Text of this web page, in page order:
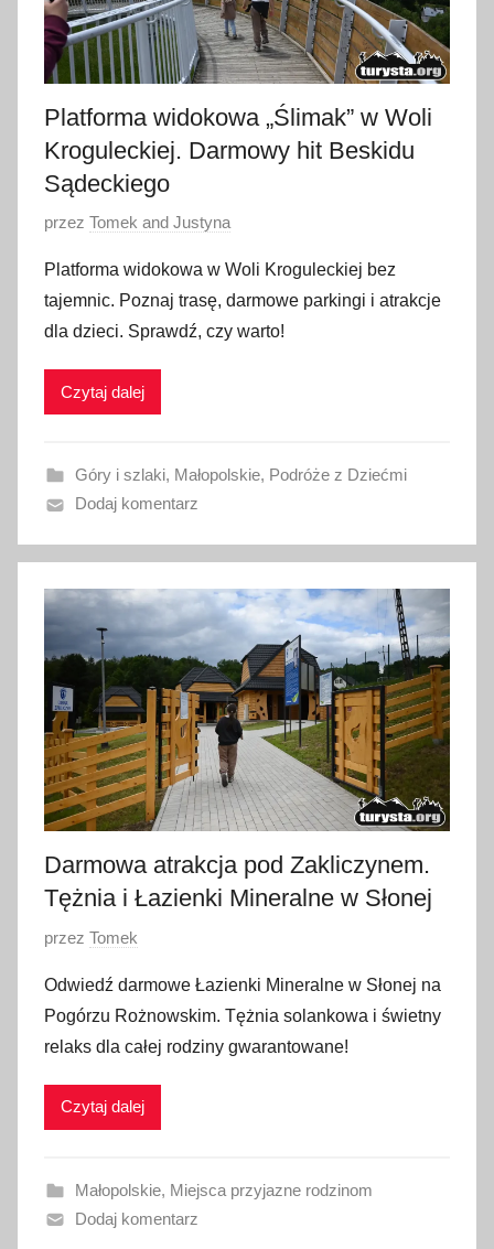
Platforma widokowa „Ślimak” w Woli
Kroguleckiej. Darmowy hit Beskidu
Sądeckiego
O
u
b
l
i
a
n
7
l
p
a
2
0
2
6
przez Tomek and Justyna
Platforma widokowa w Woli Kroguleckiej bez
tajemnic. Poznaj trasę, darmowe parkingi i atrakcje
dla dzieci. Sprawdź, czy warto!
Czytaj dalej
Góry i szlaki, Małopolskie, Podróże z Dziećmi
Dodaj komentarz
Darmowa atrakcja pod Zakliczynem.
Tężnia i Łazienki Mineralne w Słonej
O
u
b
l
i
a
n
przez Tomek
Odwiedź darmowe Łazienki Mineralne w Słonej na
Pogórzu Rożnowskim. Tężnia solankowa i świetny
relaks dla całej rodziny gwarantowane!
Czytaj dalej
Małopolskie, Miejsca przyjazne rodzinom
Dodaj komentarz